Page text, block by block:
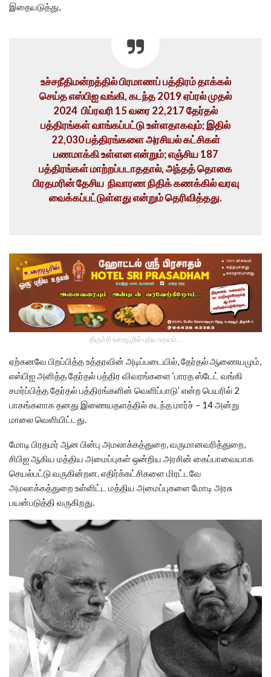
இதையடுத்து,
உச்சநீதிமன்றத்தில் பிரமாணப் பத்திரம் தாக்கல்
செய்த எஸ்பிஐ வங்கி, கடந்த 2019 ஏப்ரல் முதல்
2024 பிப்ரவரி 15 வரை 22,217 தேர்தல்
பத்திரங்கள் வாங்கப்பட்டு உள்ளதாகவும்; இதில்
22,030 பத்திரங்களை அரசியல் கட்சிகள்
பணமாக்கி உள்ளன என்றும்; எஞ்சிய 187
பத்திரங்கள் மாற்றப்படாததால், அந்தத் தொகை
பிரதமரின் தேசிய நிவாரண நிதிக் கணக்கில் வரவு
வைக்கப்பட்டுள்ளது என்றும் தெரிவித்தது.
திருச்சி உறையூரில் புதிய உதயம்...
ஏற்கனவே பிறப்பித்த உத்தரவின் அடிப்படையில், தேர்தல் ஆணையமும்,
எஸ்பிஐ அளித்த தேர்தல் பத்திர விவரங்களை ‘பாரத ஸ்டேட் வங்கி
சமர்ப்பித்த தேர்தல் பத்திரங்களின் வெளிப்பாடு’ என்ற பெயரில் 2
பாகங்களாக தனது இணையதளத்தில் கடந்த மார்ச் – 14 அன்று
மாலை வெளியிட்டது.
மோடி பிரதமர் ஆன பின்பு அமலாக்கத்துறை, வருமானவரித்துறை,
சிபிஐ ஆகிய மத்திய அமைப்புகள் ஒன்றிய அரசின் கைப்பாவையாக
செயல்பட்டு வருகின்றன. எதிர்க்கட்சிகளை மிரட்டவே
அமலாக்கத்துறை உள்ளிட்ட மத்திய அமைப்புகளை மோடி அரசு
பயன்படுத்தி வருகிறது.